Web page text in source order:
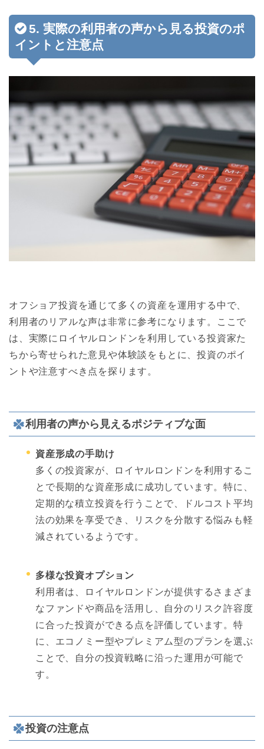
5. 実際の利用者の声から見る投資のポ
イントと注意点
オフショア投資を通じて多くの資産を運用する中で、
利用者のリアルな声は非常に参考になります。ここで
は、実際にロイヤルロンドンを利用している投資家た
ちから寄せられた意見や体験談をもとに、投資のポイ
ントや注意すべき点を探ります。
利用者の声から見えるポジティブな面
資産形成の手助け
多くの投資家が、ロイヤルロンドンを利用するこ
とで長期的な資産形成に成功しています。特に、
定期的な積立投資を行うことで、ドルコスト平均
法の効果を享受でき、リスクを分散する悩みも軽
減されているようです。
多様な投資オプション
利用者は、ロイヤルロンドンが提供するさまざま
なファンドや商品を活用し、自分のリスク許容度
に合った投資ができる点を評価しています。特
に、エコノミー型やプレミアム型のプランを選ぶ
ことで、自分の投資戦略に沿った運用が可能で
す。
投資の注意点